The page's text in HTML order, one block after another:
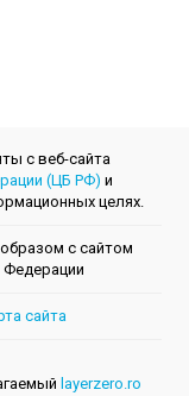
с веб-сайта
(ЦБ РФ) и
целях.
с сайтом
Федерации
сайта
layerzero.ro